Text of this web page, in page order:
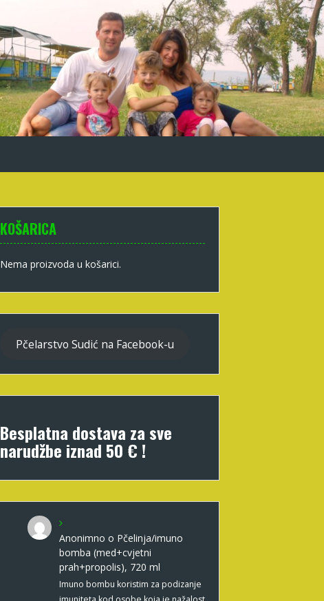
KOŠARICA
Nema proizvoda u košarici.
Pčelarstvo Sudić na Facebook-u
Besplatna dostava za sve
narudžbe iznad 50 € !
Anonimno o Pčelinja/imuno
bomba (med+cvjetni
prah+propolis), 720 ml
Imuno bombu koristim za podizanje